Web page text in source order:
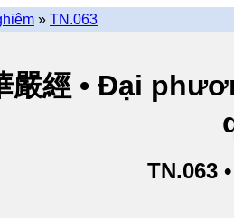
» TN.063
嚴經 • Đại
TN.063